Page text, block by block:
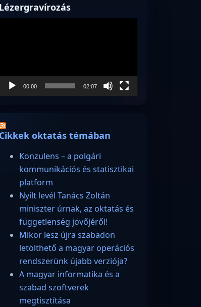
Lézergravírozás
00:00 02:07
Cikkek oktatás témában
Konzulens – a polgári
kommunikációs és statisztikai
platform
Nyílt levél Tanács Zoltán
miniszter úrnak, az oktatás és
függetlenség jövőjéről!
Mikor lesz újra szabadon
letölthető a magyar operációs
rendszerünk újabb verziója?
A magyar informatika és a
szabad szoftverek
megtisztítása